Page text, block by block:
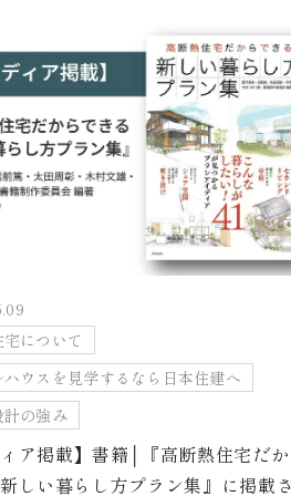
について
ハウスを見学するなら日本住建へ
計の強み
ィア掲載】書籍│『高断熱住宅だ
しい暮らし方プラン集』に掲載